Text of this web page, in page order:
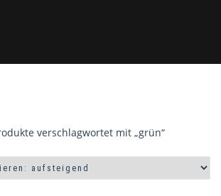
verschlagwortet mit „grün“